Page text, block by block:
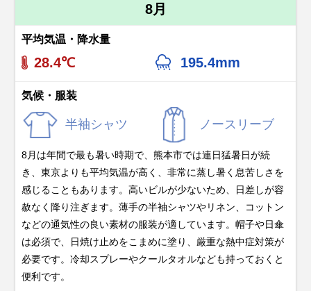
8月
平均気温・降水量
28.4℃ 195.4mm
気候・服装
半袖シャツ ノースリーブ
8月は年間で最も暑い時期で、熊本市では連日猛暑日が続
き、東京よりも平均気温が高く、非常に蒸し暑く息苦しさを
感じることもあります。高いビルが少ないため、日差しが容
赦なく降り注ぎます。薄手の半袖シャツやリネン、コットン
などの通気性の良い素材の服装が適しています。帽子や日傘
は必須で、日焼け止めをこまめに塗り、厳重な熱中症対策が
必要です。冷却スプレーやクールタオルなども持っておくと
便利です。